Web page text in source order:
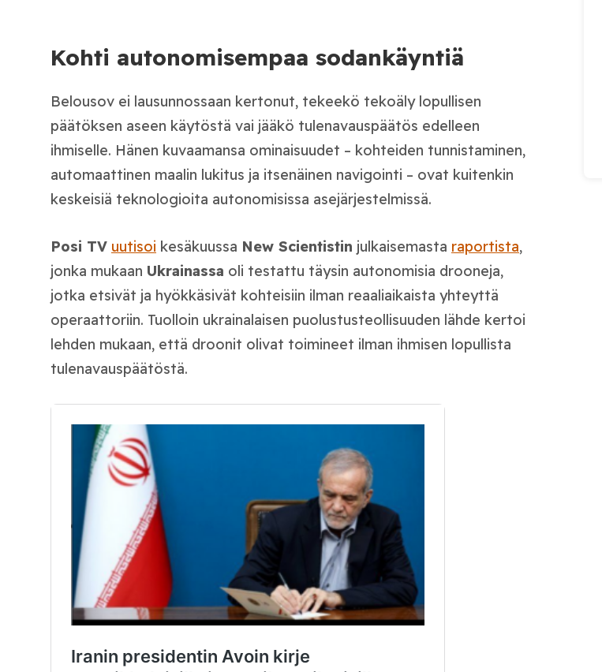
Kohti autonomisempaa sodankäyntiä
Belousov ei lausunnossaan kertonut, tekeekö tekoäly lopullisen
päätöksen aseen käytöstä vai jääkö tulenavauspäätös edelleen
ihmiselle. Hänen kuvaamansa ominaisuudet – kohteiden tunnistaminen,
automaattinen maalin lukitus ja itsenäinen navigointi – ovat kuitenkin
keskeisiä teknologioita autonomisissa asejärjestelmissä.
Posi TV uutisoi kesäkuussa New Scientistin julkaisemasta raportista,
jonka mukaan Ukrainassa oli testattu täysin autonomisia drooneja,
jotka etsivät ja hyökkäsivät kohteisiin ilman reaaliaikaista yhteyttä
operaattoriin. Tuolloin ukrainalaisen puolustusteollisuuden lähde kertoi
lehden mukaan, että droonit olivat toimineet ilman ihmisen lopullista
tulenavauspäätöstä.